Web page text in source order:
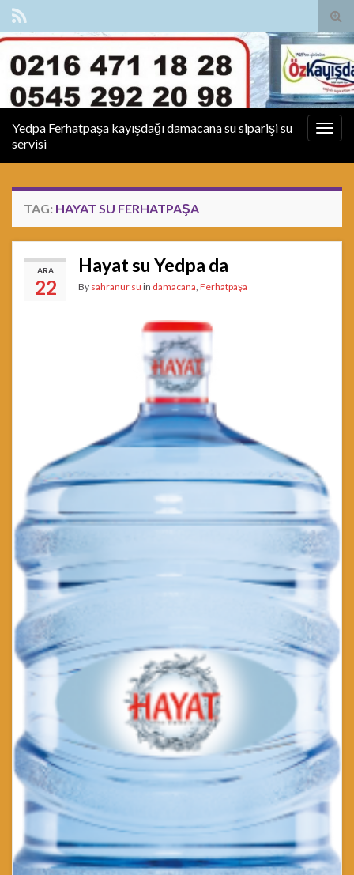
Yedpa Ferhatpaşa kayışdağı damacana su siparişi su
servisi
TAG: HAYAT SU FERHATPAŞA
ARA
22
Hayat su Yedpa da
By sahranur su in damacana Ferhatpaşa